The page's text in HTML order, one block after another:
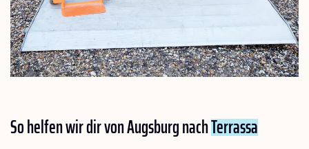
So helfen wir dir von Augsburg nachTerrassa